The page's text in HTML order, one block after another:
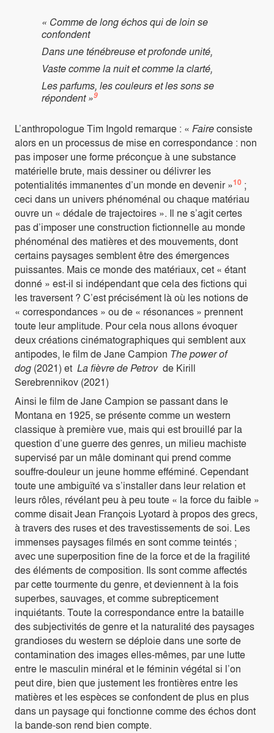
« Comme de long échos qui de loin se
confondent
Dans une ténébreuse et profonde unité,
Vaste comme la nuit et comme la clarté,
Les parfums, les couleurs et les sons se
répondent »9
L’anthropologue Tim Ingold remarque : « Faireconsiste
alors en un processus de mise en correspondance : non
pas imposer une forme préconçue à une substance
matérielle brute, mais dessiner ou délivrer les
potentialités immanentes d’un monde en devenir »10 ;
ceci dans un univers phénoménal ou chaque matériau
ouvre un « dédale de trajectoires ». Il ne s’agit certes
pas d’imposer une construction fictionnelle au monde
phénoménal des matières et des mouvements, dont
certains paysages semblent être des émergences
puissantes. Mais ce monde des matériaux, cet « étant
donné » est-il si indépendant que cela des fictions qui
les traversent ? C’est précisément là où les notions de
« correspondances » ou de « résonances » prennent
toute leur amplitude. Pour cela nous allons évoquer
deux créations cinématographiques qui semblent aux
antipodes, le film de Jane Campion The power of
dog (2021) et La fièvre de Petrovde Kirill
Serebrennikov (2021)
Ainsi le film de Jane Campion se passant dans le
Montana en 1925, se présente comme un western
classique à première vue, mais qui est brouillé par la
question d’une guerre des genres, un milieu machiste
supervisé par un mâle dominant qui prend comme
souffre-douleur un jeune homme efféminé. Cependant
toute une ambiguïté va s’installer dans leur relation et
leurs rôles, révélant peu à peu toute « la force du faible »
comme disait Jean François Lyotard à propos des grecs,
à travers des ruses et des travestissements de soi. Les
immenses paysages filmés en sont comme teintés ;
avec une superposition fine de la force et de la fragilité
des éléments de composition. Ils sont comme affectés
par cette tourmente du genre, et deviennent à la fois
superbes, sauvages, et comme subrepticement
inquiétants. Toute la correspondance entre la bataille
des subjectivités de genre et la naturalité des paysages
grandioses du western se déploie dans une sorte de
contamination des images elles-mêmes, par une lutte
entre le masculin minéral et le féminin végétal si l’on
peut dire, bien que justement les frontières entre les
matières et les espèces se confondent de plus en plus
dans un paysage qui fonctionne comme des échos dont
la bande-son rend bien compte.